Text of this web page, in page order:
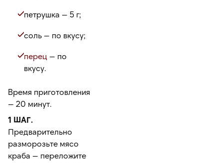
петрушка — 5 г;
соль — по вкусу;
перец — по
вкусу.
Время приготовления
— 20 минут.
1 ШАГ.
Предварительно
разморозьте мясо
краба — переложите